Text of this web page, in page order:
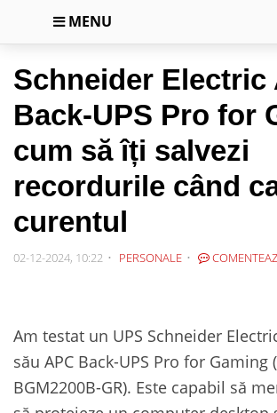
MENU
Schneider Electric
Back-UPS Pro for
cum să îți salvezi
recordurile când
curentul
02-12-2024, 10:22 PERSONALE
Am testat un UPS Schneider
său APC Back-UPS Pro for Gaming
BGM2200B-GR). Este capabil să